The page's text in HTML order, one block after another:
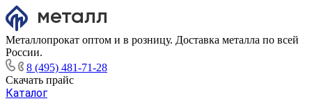
Металлопрокат оптом и в розницу. Доставка металла по всей
России.
8 (495) 481-71-28
Скачать прайс
Каталог